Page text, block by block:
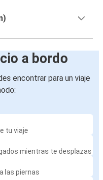
a bordo
encontrar para un viaje
tu viaje
mientras te desplazas
las piernas